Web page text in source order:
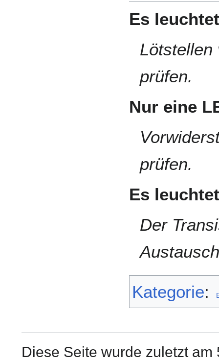
Es
Lötstellen
prüfen.
Nur eine
prüfen.
Es
Der
Kategorie:
Diese Seite wurde zuletzt